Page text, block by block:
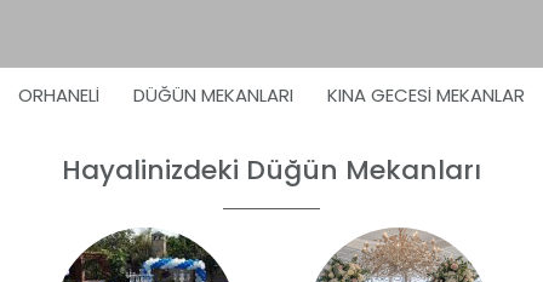
ORHANELI DÜĞÜN MEKANLARI KINA GECESI MEKANLARI
Hayalinizdeki Düğün Mekanları